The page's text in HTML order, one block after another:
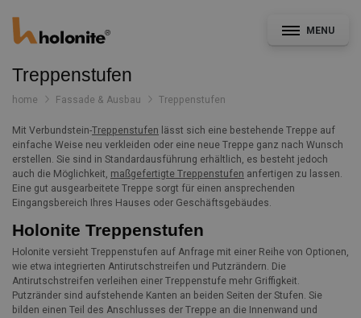
MENU
Allgemein
Fassade & Ausbau
CAD- und Leistungsverzeichnisservice
Konstruktionsdetails
Dokumentation
Nachrichten
Treppenstufen
home Fassade & Ausbau Treppenstufen
Mit Verbundstein-Treppenstufen lässt sich eine bestehende Treppe auf
einfache Weise neu verkleiden oder eine neue Treppe ganz nach Wunsch
erstellen. Sie sind in Standardausführung erhältlich, es besteht jedoch
auch die Möglichkeit, maßgefertigte Treppenstufen anfertigen zu lassen.
Eine gut ausgearbeitete Treppe sorgt für einen ansprechenden
Eingangsbereich Ihres Hauses oder Geschäftsgebäudes.
Holonite Treppenstufen
Holonite versieht Treppenstufen auf Anfrage mit einer Reihe von Optionen,
wie etwa integrierten Antirutschstreifen und Putzrändern. Die
Antirutschstreifen verleihen einer Treppenstufe mehr Griffigkeit.
Putzränder sind aufstehende Kanten an beiden Seiten der Stufen. Sie
bilden einen Teil des Anschlusses der Treppe an die Innenwand und